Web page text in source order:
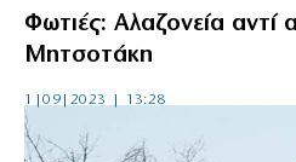
Φωτιές: Αλαζονεία αντί
Μητσοτάκη
1|09|2023 | 13:28